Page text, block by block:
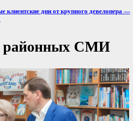
клиентские дни от крупного девелопера —